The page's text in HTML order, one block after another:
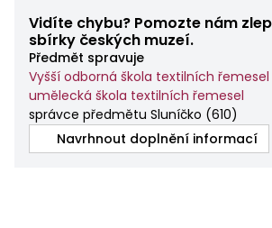
Vidíte chybu? Pomozte nám
sbírky českých muzeí.
Předmět spravuje
Vyšší odborná škola textilních
umělecká škola textilních řemesel
správce předmětu Sluníčko (610)
Navrhnout doplnění informací